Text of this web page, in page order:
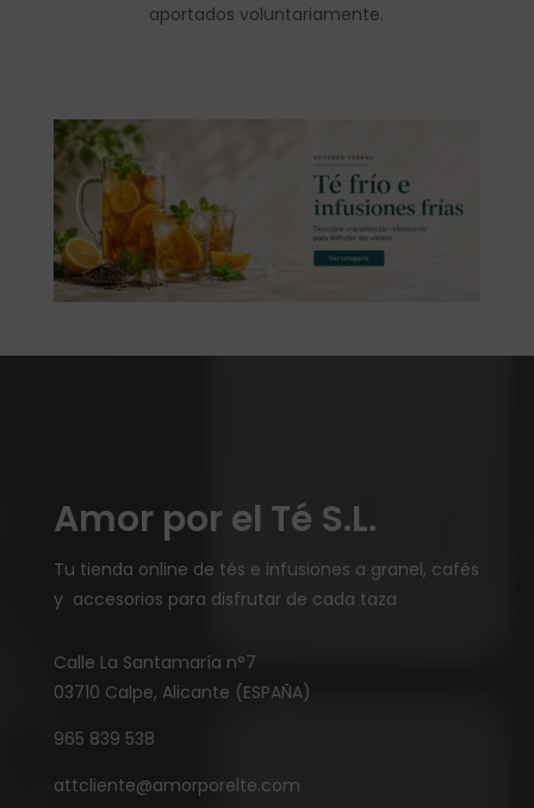
aportados voluntariamente.
Amor por el Té S.L.
Tu tienda online de tés e infusiones a granel, cafés
y accesorios para disfrutar de cada taza
Calle La Santamaría n°7
03710 Calpe, Alicante (ESPAÑA)
965 839 538
attcliente@amorporelte.com